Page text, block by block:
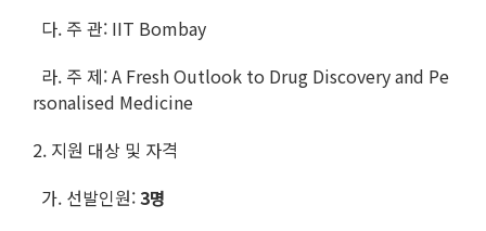
다. 주 관: IIT Bombay
라. 주 제: A Fresh Outlook to Drug Discovery and Pe
rsonalised Medicine
2. 지원 대상 및 자격
가. 선발인원:3명